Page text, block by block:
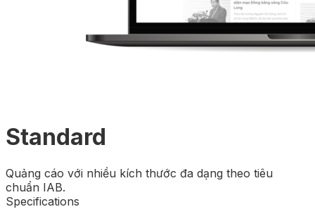
Standard
Quảng cáo với nhiều kích thước đa dạng theo tiêu
chuẩn IAB.
Specifications